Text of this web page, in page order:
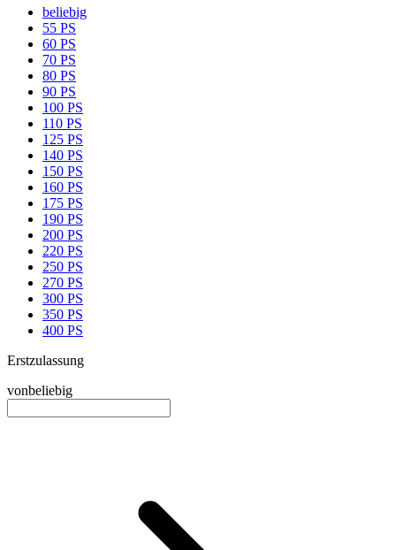
beliebig
55 PS
60 PS
70 PS
80 PS
90 PS
100 PS
110 PS
125 PS
140 PS
150 PS
160 PS
175 PS
190 PS
200 PS
220 PS
250 PS
270 PS
300 PS
350 PS
400 PS
Erstzulassung
vonbeliebig